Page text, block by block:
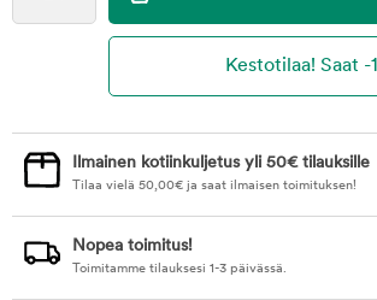
Ilmainen kotiinkuljetus yli 50€ tilauksille
Tilaa vielä 50,00€ ja saat ilmaisen toimituksen!
Nopea toimitus!
Toimitamme tilauksesi 1-3 päivässä.